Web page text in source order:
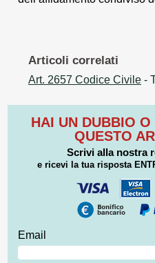
Articoli correlati
Art. 2657 Codice Civile -
HAI UN DUBBIO
QUESTO
Scrivi alla nostra
e ricevi la tua risposta
Email